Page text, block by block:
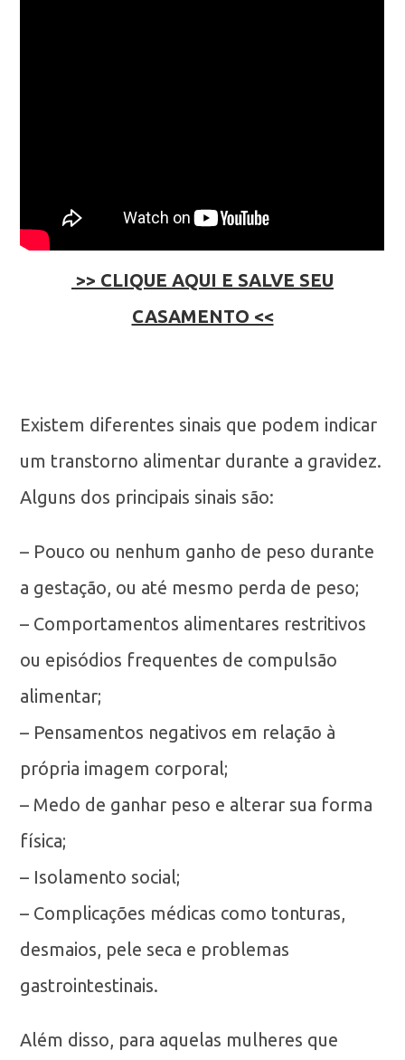
>> CLIQUE AQUI E SALVE SEU
CASAMENTO <<
Existem diferentes sinais que podem indicar
um transtorno alimentar durante a gravidez.
Alguns dos principais sinais são:
– Pouco ou nenhum ganho de peso durante
a gestação, ou até mesmo perda de peso;
– Comportamentos alimentares restritivos
ou episódios frequentes de compulsão
alimentar;
– Pensamentos negativos em relação à
própria imagem corporal;
– Medo de ganhar peso e alterar sua forma
física;
– Isolamento social;
– Complicações médicas como tonturas,
desmaios, pele seca e problemas
gastrointestinais.
Além disso, para aquelas mulheres que